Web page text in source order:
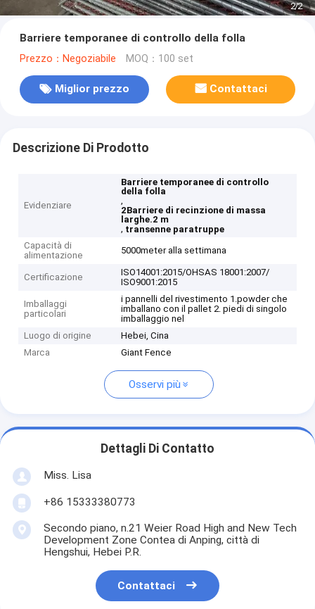
2/2
Barriere temporanee di controllo della folla
Prezzo：Negoziabile MOQ：100 set
Miglior prezzo Contattaci
Descrizione Di Prodotto
Evidenziare
Barriere temporanee di controllo
della folla
,
2Barriere di recinzione di massa
larghe.2 m
, transenne paratruppe
Capacità di
alimentazione
5000meter alla settimana
Certificazione
ISO14001:2015/OHSAS 18001:2007/
ISO9001:2015
Imballaggi
particolari
i pannelli del rivestimento 1.powder che
imballano con il pallet 2. piedi di singolo
imballaggio nel
Luogo di origine
Hebei, Cina
Marca
Giant Fence
Osservi più
Dettagli Di Contatto
Miss. Lisa
+86 15333380773
Secondo piano, n.21 Weier Road High and New Tech
Development Zone Contea di Anping, città di
Hengshui, Hebei P.R.
Contattaci